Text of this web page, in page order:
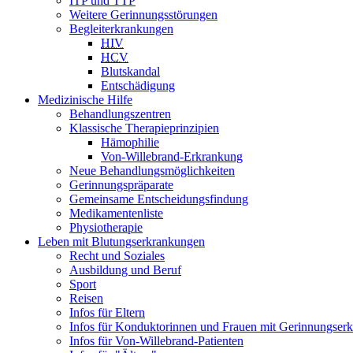
Weitere Gerinnungsstörungen
Begleiterkrankungen
HIV
HCV
Blutskandal
Entschädigung
Medizinische Hilfe
Behandlungszentren
Klassische Therapieprinzipien
Hämophilie
Von-Willebrand-Erkrankung
Neue Behandlungsmöglichkeiten
Gerinnungspräparate
Gemeinsame Entscheidungsfindung
Medikamentenliste
Physiotherapie
Leben mit Blutungserkrankungen
Recht und Soziales
Ausbildung und Beruf
Sport
Reisen
Infos für Eltern
Infos für Konduktorinnen und Frauen mit
Infos für Von-Willebrand-Patienten